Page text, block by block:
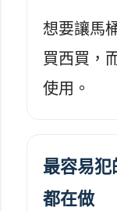
想要讓馬
買西買，
使用。
最容易犯
都在做